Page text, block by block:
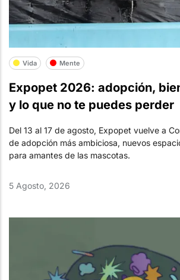
Vida Mente
Expopet 2026: adopción,
y lo que no te puedes perder
Del 13 al 17 de agosto, Expopet vuelve a
de adopción más ambiciosa, nuevos
para amantes de las mascotas.
5 Agosto, 2026